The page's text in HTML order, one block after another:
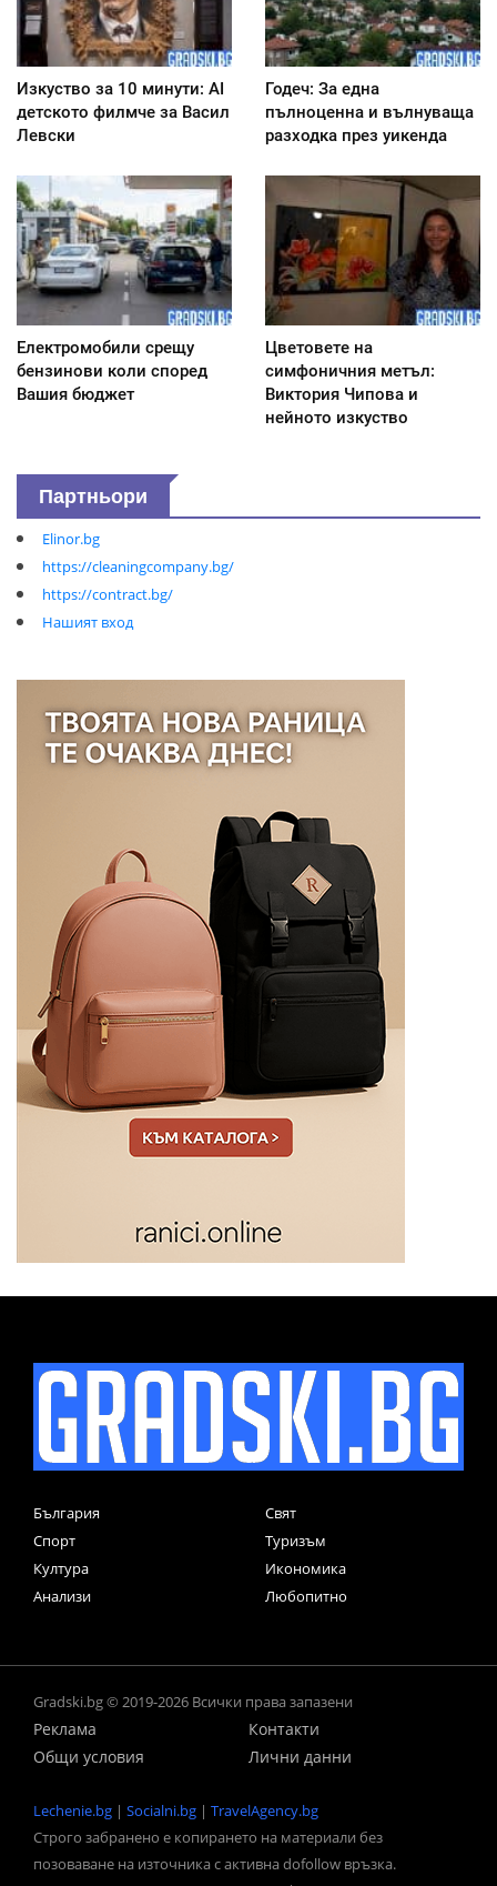
Изкуство за 10 минути: AI
детското филмче за Васил
Левски
Годеч: За една
пълноценна и вълнуваща
разходка през уикенда
Електромобили срещу
бензинови коли според
Вашия бюджет
Цветовете на
симфоничния метъл:
Виктория Чипова и
нейното изкуство
Партньори
Elinor.bg
https://cleaningcompany.bg/
https://contract.bg/
Нашият вход
България
Свят
Спорт
Туризъм
Култура
Икономика
Анализи
Любопитно
Gradski.bg © 2019-2026 Всички права запазени
Реклама
Контакти
Общи условия
Лични данни
Lechenie.bg | Socialni.bg | TravelAgency.bg
Строго забранено е копирането на материали без
позоваване на източника с активна dofollow връзка.